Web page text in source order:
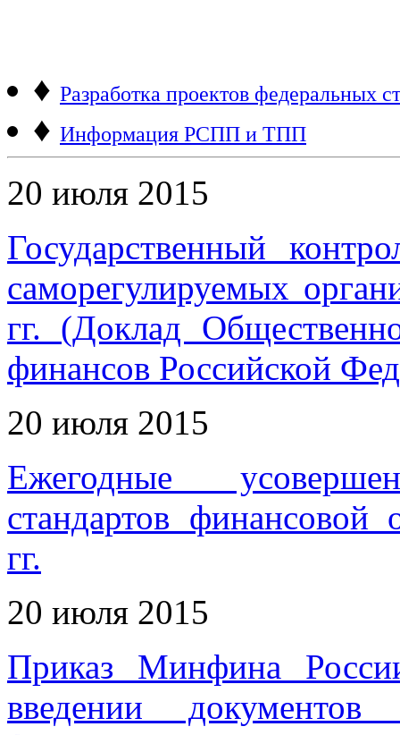
♦ Разработка проектов федеральных
♦ Информация РСПП и ТПП
20 июля 2015
Государственный
саморегулируемых
гг. (Доклад
финансов Российской
20 июля 2015
Ежегодные
стандартов финансовой
гг.
20 июля 2015
Приказ Минфина
введении документов